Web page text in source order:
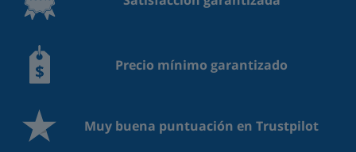
Precio mínimo garantizado
Muy buena puntuación en Trustpilot